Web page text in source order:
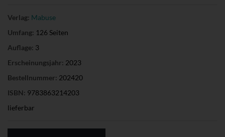
Verlag: Mabuse
Umfang: 126 Seiten
Auflage: 3
Erscheinungsjahr: 2023
Bestellnummer: 202420
ISBN: 9783863214203
lieferbar